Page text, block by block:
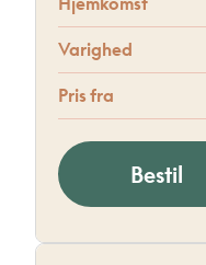
Varighed
Pris fra
Bestil